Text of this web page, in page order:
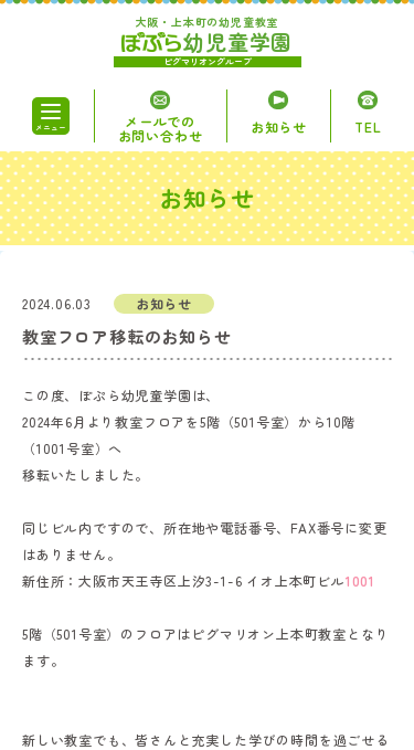
大阪・上本町の幼児童教室
幼児童学園
ピグマリオングループ
メニュー メールでの
お問い合わせ お知らせ TEL
ぽぷらについて
時間割・料金
アクセス
お知らせ
2024.06.03 お知らせ
教室フロア移転のお知らせ
この度、ぽぷら幼児童学園は、
2024年6月より教室フロアを5階（501号室）から10階
（1001号室）へ
移転いたしました。
同じビル内ですので、所在地や電話番号、FAX番号に変更
はありません。
新住所：大阪市天王寺区上汐3-1-6 イオ上本町ビル1001
5階（501号室）のフロアはピグマリオン上本町教室となり
ます。
新しい教室でも、皆さんと充実した学びの時間を過ごせる